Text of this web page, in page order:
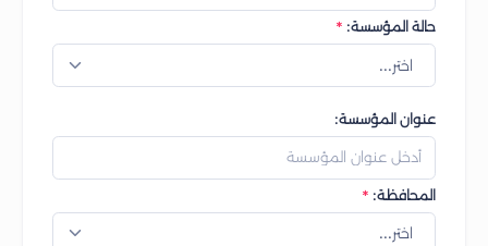
حالة المؤسسة:
اختر...
عنوان المؤسسة:
المحافظة:
اختر...